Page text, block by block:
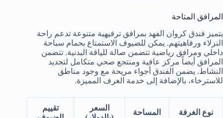
المرافق المتاحة
يتميز فندق كروان الفهد بمرافق ترفيهية متنوعة تدعم راحة
النزلاء ورفاهيتهم. يمكن للضيوف الاستمتاع بحمام سباحة
داخلي ومرافق رياضية تتضمن صالة للياقة البدنية. تتضمن
المرافق أيضاً مركز عافية ومنتجع صحي متكامل لتجديد
النشاط. يضمن الفندق أجواء مريحة مع وجود مناطق
للاسترخاء، بالإضافة إلى خدمة الغرف المميزة.
نوع الغرفة المساحة
السعر
تقييم